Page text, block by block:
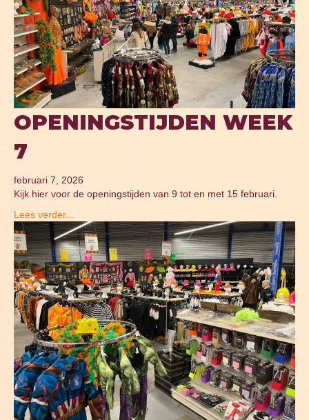
OPENINGSTIJDEN WEEK
7
februari 7, 2026
Kijk hier voor de openingstijden van 9 tot en met 15 februari.
Lees verder...